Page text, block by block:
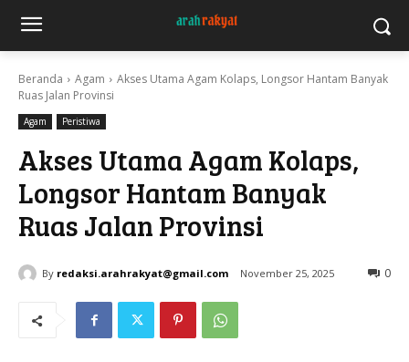
Beranda Agam
Akses Utama Agam Kolaps, Longsor Hantam Banyak
Ruas Jalan Provinsi
Agam Peristiwa
Akses Utama Agam Kolaps,
Longsor Hantam Banyak
Ruas Jalan Provinsi
By redaksi.arahrakyat@gmail.com November 25, 2025 0